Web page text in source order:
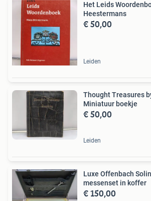
Het Leids
Heestermans
€ 50,00
Leiden
Thought Treasures
Miniatuur boekje
€ 50,00
Leiden
Luxe Offenbach
messenset in koffer
€ 150,00